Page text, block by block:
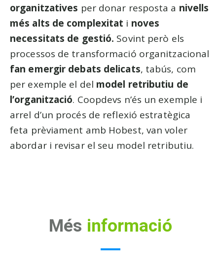
organitzatives per donar resposta a nivells
més alts de complexitat i noves
necessitats de gestió. Sovint però els
processos de transformació organitzacional
fan emergir debats delicats, tabús, com
per exemple el del model retributiu de
l’organització. Coopdevs n’és un exemple i
arrel d’un procés de reflexió estratègica
feta prèviament amb Hobest, van voler
abordar i revisar el seu model retributiu.
Més informació